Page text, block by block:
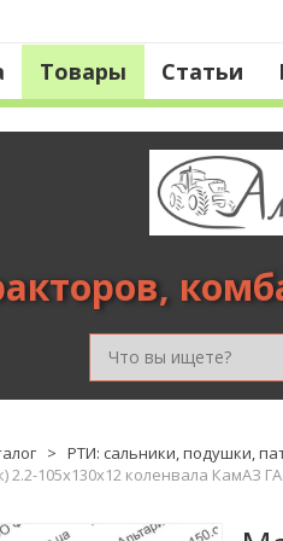
Товары Статьи
> РТИ: сальники, подушки,
2.2-105х130х12 коленвала КамАЗ